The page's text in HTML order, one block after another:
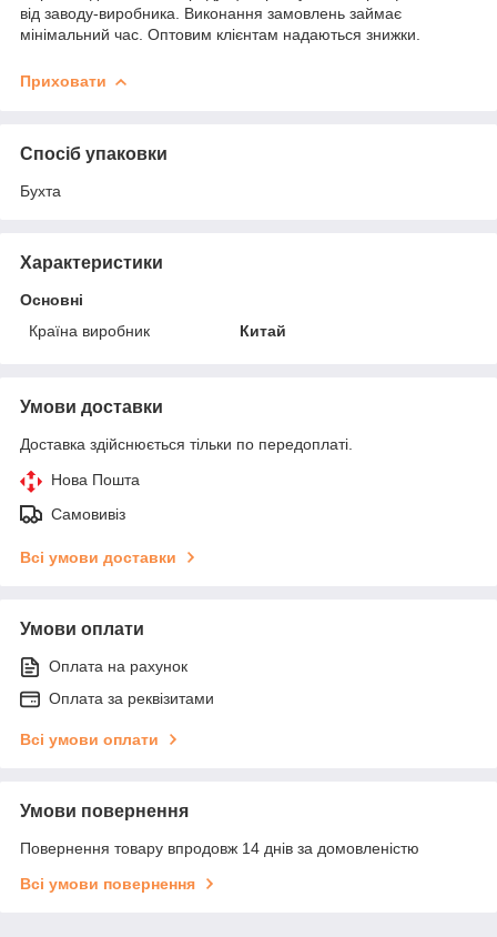
від заводу-виробника. Виконання замовлень займає
мінімальний час. Оптовим клієнтам надаються знижки.
Приховати
Спосіб упаковки
Бухта
Характеристики
Основні
Країна виробник
Китай
Умови доставки
Доставка здійснюється тільки по передоплаті.
Нова Пошта
Самовивіз
Всі умови доставки
Умови оплати
Оплата на рахунок
Оплата за реквізитами
Всі умови оплати
Умови повернення
Повернення товару впродовж 14 днів за домовленістю
Всі умови повернення